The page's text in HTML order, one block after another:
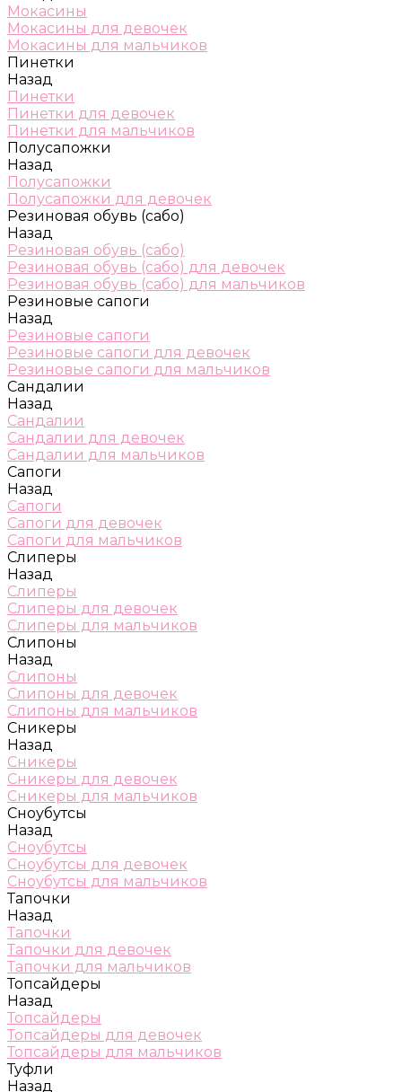
Мокасины
Мокасины для девочек
Мокасины для мальчиков
Пинетки
Назад
Пинетки
Пинетки для девочек
Пинетки для мальчиков
Полусапожки
Назад
Полусапожки
Полусапожки для девочек
Резиновая обувь (сабо)
Назад
Резиновая обувь (сабо)
Резиновая обувь (сабо) для девочек
Резиновая обувь (сабо) для мальчиков
Резиновые сапоги
Назад
Резиновые сапоги
Резиновые сапоги для девочек
Резиновые сапоги для мальчиков
Сандалии
Назад
Сандалии
Сандалии для девочек
Сандалии для мальчиков
Сапоги
Назад
Сапоги
Сапоги для девочек
Сапоги для мальчиков
Слиперы
Назад
Слиперы
Слиперы для девочек
Слиперы для мальчиков
Слипоны
Назад
Слипоны
Слипоны для девочек
Слипоны для мальчиков
Сникеры
Назад
Сникеры
Сникеры для девочек
Сникеры для мальчиков
Сноубутсы
Назад
Сноубутсы
Сноубутсы для девочек
Сноубутсы для мальчиков
Тапочки
Назад
Тапочки
Тапочки для девочек
Тапочки для мальчиков
Топсайдеры
Назад
Топсайдеры
Топсайдеры для девочек
Топсайдеры для мальчиков
Туфли
Назад